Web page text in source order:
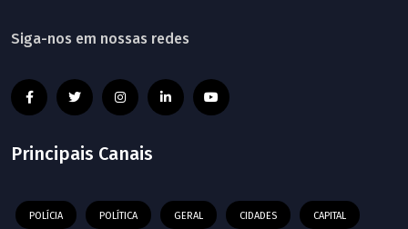
Siga-nos em nossas redes
Principais Canais
POLÍCIA POLÍTICA GERAL CIDADES CAPITAL